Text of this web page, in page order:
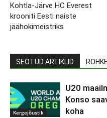
Kohtla-Järve HC Everest
krooniti Eesti naiste
jäähokimeistriks
SEOTUD ARTIKLID
Kergejõustik
U20
Konso
koha